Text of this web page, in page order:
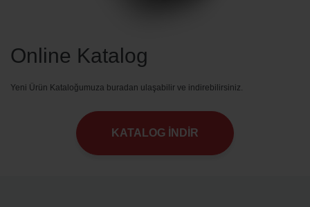
Online Katalog
Yeni Ürün Kataloğumuza buradan ulaşabilir ve indirebilirsiniz.
KATALOG İNDİR